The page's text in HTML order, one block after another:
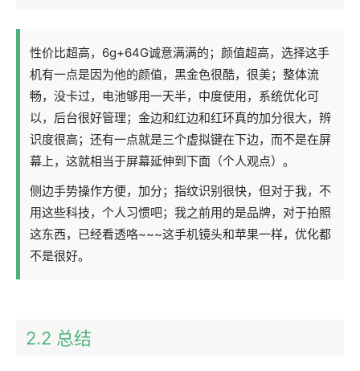
性价比超高，6g+64G诚意满满的；颜值超高，选择这手
机有一点是因为他的颜值，黑金色很酷，很美；整体流
畅，没卡过，电池够用一天半，中度使用，系统优化可
以，后台很好管理；金边和红边和红环真的加分很大，辨
识度很高；还有一点就是三个虚拟键在下边，而不是在屏
幕上，这就相当于屏幕延伸到下面（个人观点）。
侧边手势操作方便，加分；指纹识别很快，但对于我，不
用这些科技，个人习惯吧；我之前用的是品牌，对于拍照
这东西，已经看透咯~~~这手机镜头和苹果一样，优化都
不是很好。
2.2 总结